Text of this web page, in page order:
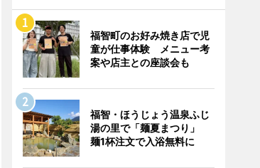
福智町のお好み焼き店で児
童が仕事体験 メニュー考
案や店主との座談会も
福智・ほうじょう温泉ふじ
湯の里で「麺夏まつり」
麺1杯注文で入浴無料に